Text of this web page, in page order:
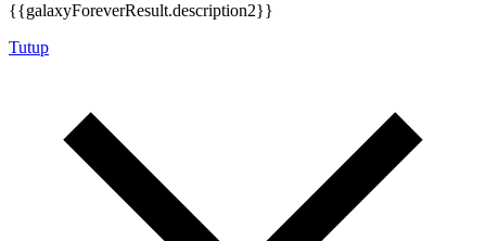
{{galaxyForeverResult.description2}}
Tutup